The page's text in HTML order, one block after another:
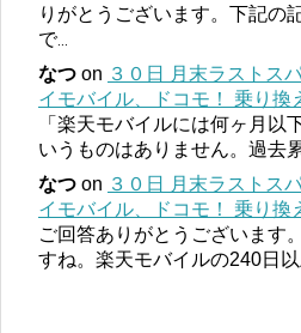
りがとうございます。下記の
で...
なつ on ３０日 月末ラストス
イモバイル、ドコモ！ 乗り換
「楽天モバイルには何ヶ月以
いうものはありません。過去
なつ on ３０日 月末ラストス
イモバイル、ドコモ！ 乗り換
ご回答ありがとうございます
すね。楽天モバイルの240日